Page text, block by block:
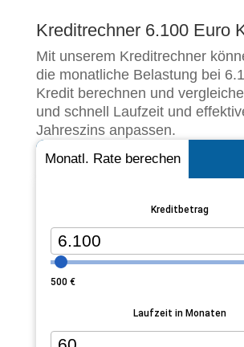
Kreditrechner 6.100 Euro
Mit unserem Kreditrechner
die monatliche Belastung bei
Kredit berechnen und
und schnell Laufzeit und
Jahreszins anpassen.
Monatl. Rate berechen
Kreditbetrag
500€
Laufzeit in Monaten